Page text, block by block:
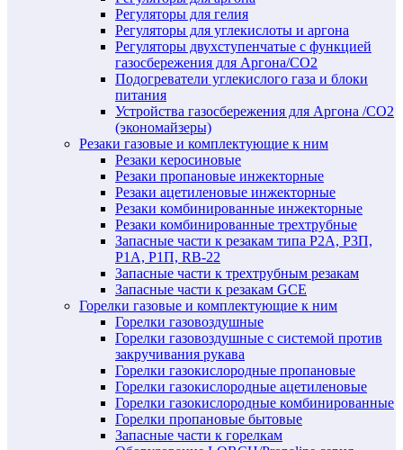
Регуляторы для гелия
Регуляторы для углекислоты и аргона
Регуляторы двухступенчатые c функцией
газосбережения для Аргона/СО2
Подогреватели углекислого газа и блоки
питания
Устройства газосбережения для Аргона /СО2
(экономайзеры)
Резаки газовые и комплектующие к ним
Резаки керосиновые
Резаки пропановые инжекторные
Резаки ацетиленовые инжекторные
Резаки комбинированные инжекторные
Резаки комбинированные трехтрубные
Запасные части к резакам типа Р2А, Р3П,
Р1А, Р1П, RB-22
Запасные части к трехтрубным резакам
Запасные части к резакам GCE
Горелки газовые и комплектующие к ним
Горелки газовоздушные
Горелки газовоздушные с системой против
закручивания рукава
Горелки газокислородные пропановые
Горелки газокислородные ацетиленовые
Горелки газокислородные комбинированные
Горелки пропановые бытовые
Запасные части к горелкам